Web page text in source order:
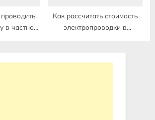
в частном
Как рассчитать стоимость
электропроводки в